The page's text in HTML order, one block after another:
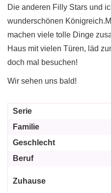
Die anderen Filly Stars und
wunderschönen
machen viele tolle Dinge
Haus mit vielen Türen, läd
doch mal besuchen!
Wir sehen uns bald!
Serie
Familie
Geschlecht
Beruf
Zuhause